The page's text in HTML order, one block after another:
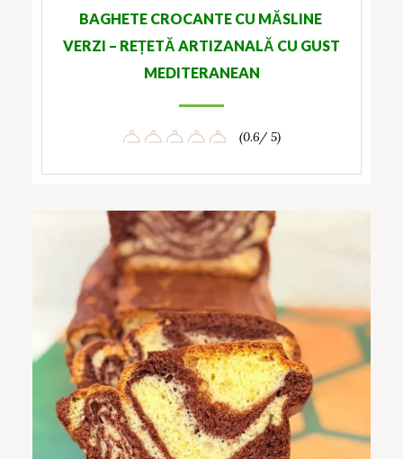
BAGHETE CROCANTE CU MĂSLINE
VERZI – REȚETĂ ARTIZANALĂ CU GUST
MEDITERANEAN
(0.6/ 5)